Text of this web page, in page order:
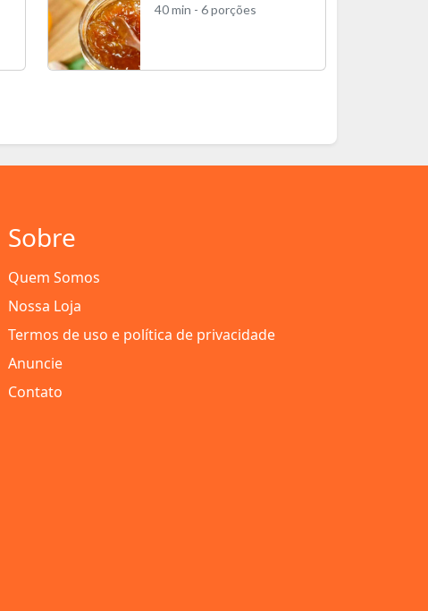
40 min - 6 porções
Sobre
Quem Somos
Nossa Loja
Termos de uso e política de privacidade
Anuncie
Contato